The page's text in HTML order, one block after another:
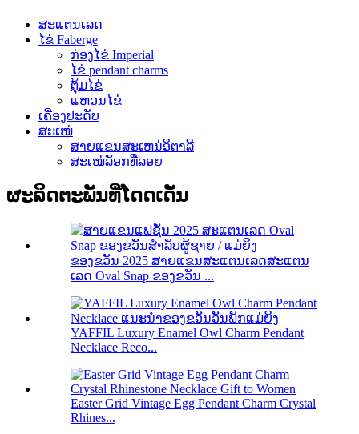
ສະແຕນເລດ
ໄຂ່ Faberge
ກ່ອງໄຂ່ Imperial
ໄຂ່ pendant charms
ຕຸ້ມໄຂ່
ແຫວນໄຂ່
ເຄື່ອງປະດັບ
ສະເໜ່
ສາຍແຂນສະເຫນ່ອິຕາລີ
ສະເໜ່ລັອກທີ່ລອຍ
ຜະລິດຕະພັນທີ່ໂດດເດັ່ນ
ຂອງຂວັນ 2025 ສາຍແຂນສະແຕນເລດສະແຕນ
ເລດ Oval Snap ຂອງຂວັນ ...
YAFFIL Luxury Enamel Owl Charm Pendant
Necklace Reco...
Easter Grid Vintage Egg Pendant Charm Crystal
Rhines...